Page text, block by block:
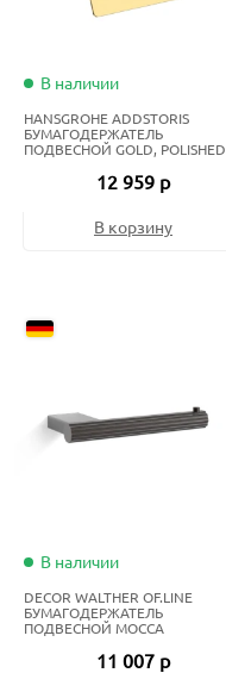
В наличии
HANSGROHE ADDSTORIS
БУМАГОДЕРЖАТЕЛЬ
ПОДВЕСНОЙ GOLD, POLISHED
12 959 р
В корзину
В наличии
DECOR WALTHER OF.LINE
БУМАГОДЕРЖАТЕЛЬ
ПОДВЕСНОЙ MOCCA
11 007 р